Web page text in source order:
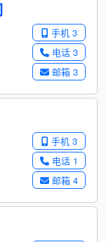
手机 3
电话 3
邮箱 3
手机 3
电话 1
邮箱 4